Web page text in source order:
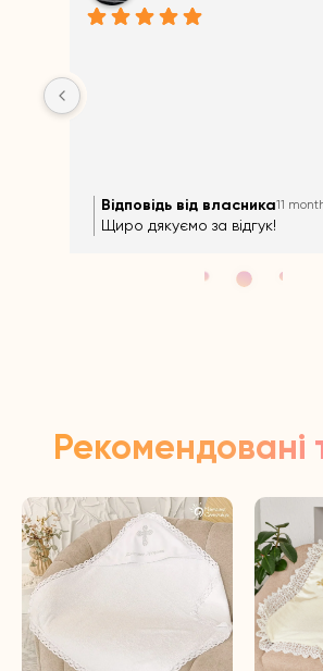
Відповідь від власника11
Щиро дякуємо за відгук!
Рекомендовані